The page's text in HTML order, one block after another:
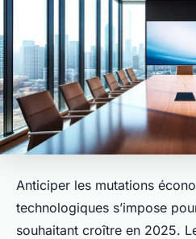
Anticiper les mutations
technologiques s’impose
souhaitant croître en 2025.